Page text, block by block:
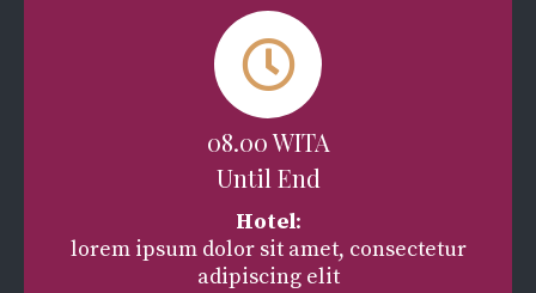
08.00 WITA
Until End
Hotel:
lorem ipsum dolor sit amet, consectetur
adipiscing elit